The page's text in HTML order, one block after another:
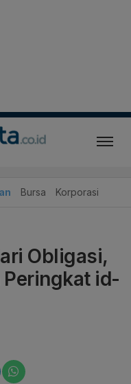
Bursa Korporasi
Obligasi,
Peringkat id-